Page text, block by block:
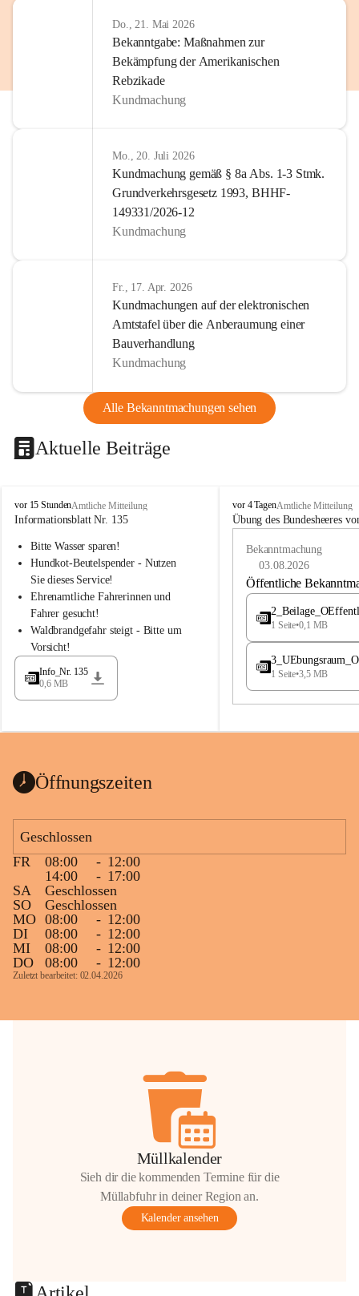
Do., 21. Mai 2026
Bekanntgabe: Maßnahmen zur
Bekämpfung der Amerikanischen
Rebzikade
Kundmachung
Mo., 20. Juli 2026
Kundmachung gemäß § 8a Abs. 1-3 Stmk.
Grundverkehrsgesetz 1993, BHHF-
149331/2026-12
Kundmachung
Fr., 17. Apr. 2026
Kundmachungen auf der elektronischen
Amtstafel über die Anberaumung einer
Bauverhandlung
Kundmachung
Alle Bekanntmachungen sehen
Aktuelle Beiträge
B
u
h
a
d
l
a
vor 15 StundenAmtliche Mitteilung
Informationsblatt Nr. 135
Bitte Wasser sparen!
Hundkot-Beutelspender - Nutzen
Sie dieses Service!
Ehrenamtliche Fahrerinnen und
Fahrer gesucht!
Waldbrandgefahr steigt - Bitte um
Vorsicht!
Info_Nr. 135
0,6 MB
B
u
e
a
vor 4 TagenAmtliche Mitteilung
Übung des Bundesheeres
Bekanntmachung
03.08.2026
Öffentliche
1 Seite•0,1 MB
1 Seite•3,5 MB
Öffnungszeiten
Geschlossen
FR
08:00 - 12:00
14:00
- 17:00
SA
Geschlossen
SO
Geschlossen
MO 08:00 - 12:00
DI
08:00 - 12:00
MI
08:00 - 12:00
DO
08:00 - 12:00
Zuletzt bearbeitet: 02.04.2026
Müllkalender
Sieh dir die kommenden Termine für die
Müllabfuhr in deiner Region an.
Kalender ansehen